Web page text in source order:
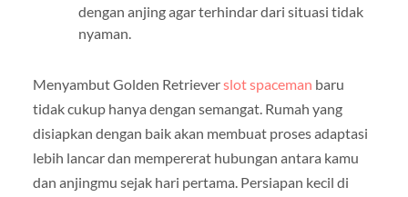
dengan anjing agar terhindar dari situasi tidak
nyaman.
Menyambut Golden Retrieverslot spaceman baru
tidak cukup hanya dengan semangat. Rumah yang
disiapkan dengan baik akan membuat proses adaptasi
lebih lancar dan mempererat hubungan antara kamu
dan anjingmu sejak hari pertama. Persiapan kecil di